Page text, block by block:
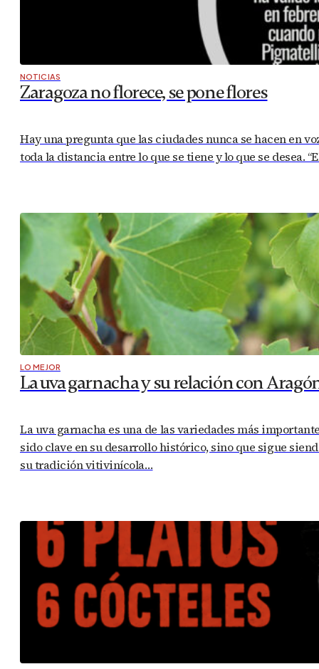
NOTICIAS
Zaragoza no florece, se pone flores
Hay una pregunta que las ciudades nunca se hacen en
toda la distancia entre lo que se tiene y lo que se desea.
LO MEJOR
La uva garnacha y su relación con
La uva garnacha es una de las variedades más
sido clave en su desarrollo histórico, sino que sigue
su tradición vitivinícola…